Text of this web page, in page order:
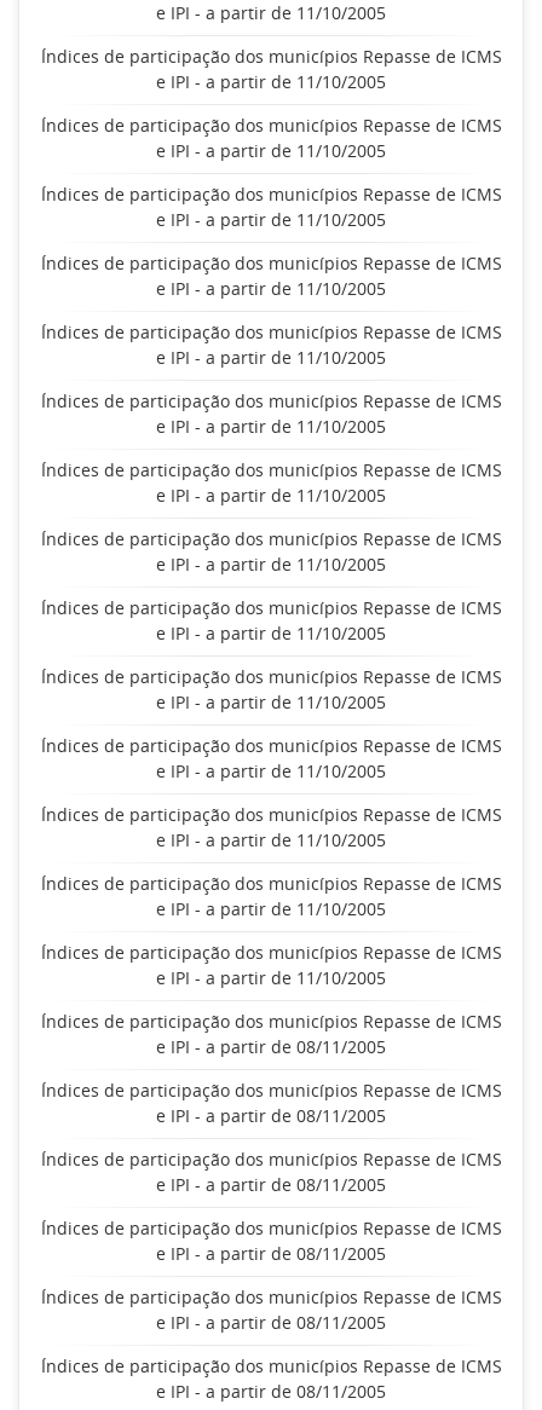
e IPI - a partir de 11/10/2005
Índices de participação dos municípios Repasse de ICMS
e IPI - a partir de 11/10/2005
Índices de participação dos municípios Repasse de ICMS
e IPI - a partir de 11/10/2005
Índices de participação dos municípios Repasse de ICMS
e IPI - a partir de 11/10/2005
Índices de participação dos municípios Repasse de ICMS
e IPI - a partir de 11/10/2005
Índices de participação dos municípios Repasse de ICMS
e IPI - a partir de 11/10/2005
Índices de participação dos municípios Repasse de ICMS
e IPI - a partir de 11/10/2005
Índices de participação dos municípios Repasse de ICMS
e IPI - a partir de 11/10/2005
Índices de participação dos municípios Repasse de ICMS
e IPI - a partir de 11/10/2005
Índices de participação dos municípios Repasse de ICMS
e IPI - a partir de 11/10/2005
Índices de participação dos municípios Repasse de ICMS
e IPI - a partir de 11/10/2005
Índices de participação dos municípios Repasse de ICMS
e IPI - a partir de 11/10/2005
Índices de participação dos municípios Repasse de ICMS
e IPI - a partir de 11/10/2005
Índices de participação dos municípios Repasse de ICMS
e IPI - a partir de 11/10/2005
Índices de participação dos municípios Repasse de ICMS
e IPI - a partir de 11/10/2005
Índices de participação dos municípios Repasse de ICMS
e IPI - a partir de 08/11/2005
Índices de participação dos municípios Repasse de ICMS
e IPI - a partir de 08/11/2005
Índices de participação dos municípios Repasse de ICMS
e IPI - a partir de 08/11/2005
Índices de participação dos municípios Repasse de ICMS
e IPI - a partir de 08/11/2005
Índices de participação dos municípios Repasse de ICMS
e IPI - a partir de 08/11/2005
Índices de participação dos municípios Repasse de ICMS
e IPI - a partir de 08/11/2005